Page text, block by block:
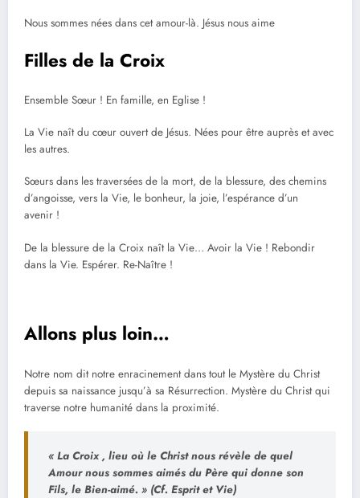
Nous sommes nées dans cet amour-là. Jésus nous aime
Filles de la Croix
Ensemble Sœur ! En famille, en Eglise !
La Vie naît du cœur ouvert de Jésus. Nées pour être auprès et avec
les autres.
Sœurs dans les traversées de la mort, de la blessure, des chemins
d’angoisse, vers la Vie, le bonheur, la joie, l’espérance d’un
avenir !
De la blessure de la Croix naît la Vie… Avoir la Vie ! Rebondir
dans la Vie. Espérer. Re-Naître !
Allons plus loin…
Notre nom dit notre enracinement dans tout le Mystère du Christ
depuis sa naissance jusqu’à sa Résurrection. Mystère du Christ qui
traverse notre humanité dans la proximité.
« La Croix , lieu où le Christ nous révèle de quel
Amour nous sommes aimés du Père qui donne son
Fils, le Bien-aimé. » (Cf. Esprit et Vie)